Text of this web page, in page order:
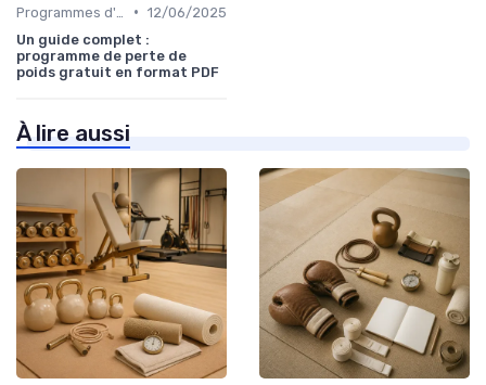
• 12/06/2025
Un guide complet :
programme de perte de
poids gratuit en format PDF
À lire aussi